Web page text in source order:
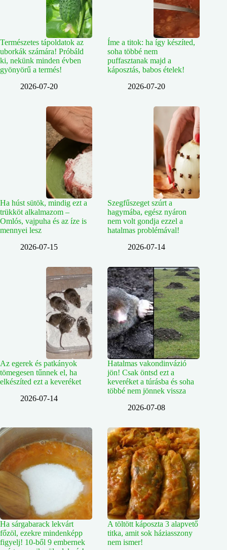
Természetes tápoldatok az
uborkák számára! Próbáld
ki, nekünk minden évben
gyönyörű a termés!
2026-07-20
Íme a titok: ha így készíted,
soha többé nem
puffasztanak majd a
káposztás, babos ételek!
2026-07-20
Ha húst sütök, mindig ezt a
trükköt alkalmazom –
Omlós, vajpuha és az íze is
mennyei lesz
2026-07-15
Szegfűszeget szúrt a
hagymába, egész nyáron
nem volt gondja ezzel a
hatalmas problémával!
2026-07-14
Az egerek és patkányok
tömegesen tűnnek el, ha
elkészíted ezt a keveréket
2026-07-14
Hatalmas vakondinvázió
jön! Csak öntsd ezt a
keveréket a túrásba és soha
többé nem jönnek vissza
2026-07-08
Ha sárgabarack lekvárt
főzöl, ezekre mindenképp
figyelj! 10-ből 9 embernek
A töltött káposzta 3 alapvető
titka, amit sok háziasszony
nem ismer!